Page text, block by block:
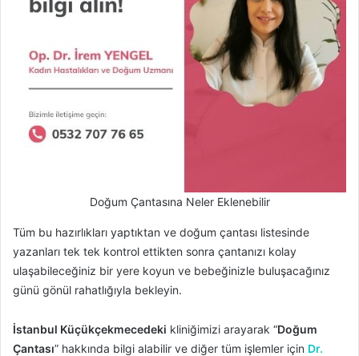
Doğum Çantasına Neler Eklenebilir
Tüm bu hazırlıkları yaptıktan ve doğum çantası listesinde
yazanları tek tek kontrol ettikten sonra çantanızı kolay
ulaşabileceğiniz bir yere koyun ve bebeğinizle buluşacağınız
günü gönül rahatlığıyla bekleyin.
İstanbul Küçükçekmecedeki kliniğimizi arayarak “Doğum
Çantası” hakkında bilgi alabilir ve diğer tüm işlemler için Dr.